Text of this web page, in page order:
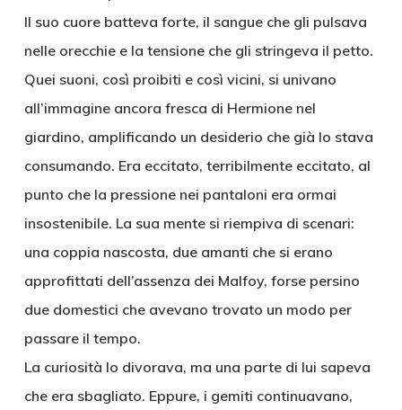
Il suo cuore batteva forte, il sangue che gli pulsava
nelle orecchie e la tensione che gli stringeva il petto.
Quei suoni, così proibiti e così vicini, si univano
all’immagine ancora fresca di Hermione nel
giardino, amplificando un desiderio che già lo stava
consumando. Era eccitato, terribilmente eccitato, al
punto che la pressione nei pantaloni era ormai
insostenibile. La sua mente si riempiva di scenari:
una coppia nascosta, due amanti che si erano
approfittati dell’assenza dei Malfoy, forse persino
due domestici che avevano trovato un modo per
passare il tempo.
La curiosità lo divorava, ma una parte di lui sapeva
che era sbagliato. Eppure, i gemiti continuavano,